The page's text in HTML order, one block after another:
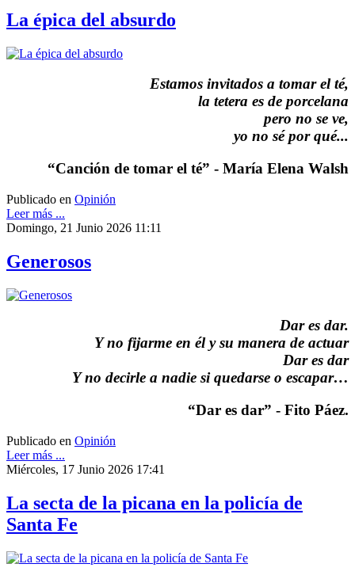
La épica del absurdo
Estamos invitados a tomar el té,
la tetera es de porcelana
pero no se ve,
yo no sé por qué...
“Canción de tomar el té” - María Elena Walsh
Publicado en Opinión
Leer más ...
Domingo, 21 Junio 2026 11:11
Generosos
Dar es dar.
Y no fijarme en él y su manera de actuar
Dar es dar
Y no decirle a nadie si quedarse o escapar…
“Dar es dar” - Fito Páez.
Publicado en Opinión
Leer más ...
Miércoles, 17 Junio 2026 17:41
La secta de la picana en la policía de
Santa Fe